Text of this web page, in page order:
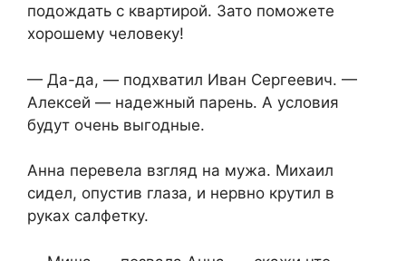
подождать с квартирой. Зато поможете
хорошему человеку!
— Да-да, — подхватил Иван Сергеевич. —
Алексей — надежный парень. А условия
будут очень выгодные.
Анна перевела взгляд на мужа. Михаил
сидел, опустив глаза, и нервно крутил в
руках салфетку.